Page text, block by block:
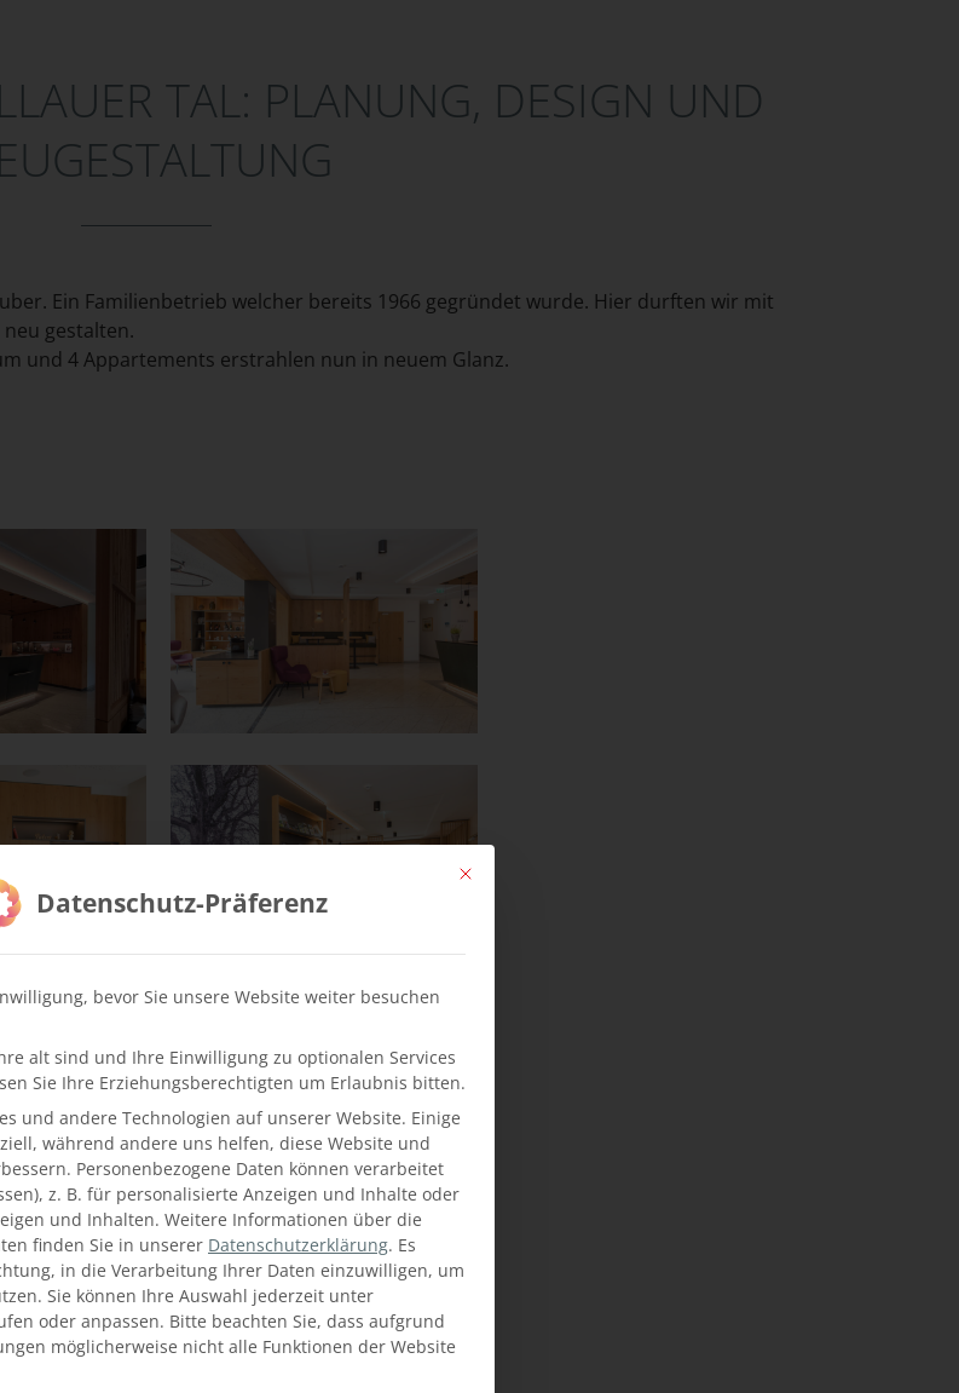
TAL: PLANUNG, DESIGN UND
Ein Familienbetrieb welcher bereits 1966 gegründet wurde. Hier durften wir mit
gestalten.
und 4 Appartements erstrahlen nun in neuem Glanz.
Mit diesem Button wird der Dialog geschlossen. Seine Funktionalität ist
Datenschutz-Präferenz
bevor Sie unsere Website weiter besuchen
alt sind und Ihre Einwilligung zu optionalen Services
Sie Ihre Erziehungsberechtigten um Erlaubnis bitten.
und andere Technologien auf unserer Website. Einige
während andere uns helfen, diese Website und
Personenbezogene Daten können verarbeitet
z. B. für personalisierte Anzeigen und Inhalte oder
und Inhalten. Weitere Informationen über die
finden Sie in unserer Datenschutzerklärung. Es
in die Verarbeitung Ihrer Daten einzuwilligen, um
Sie können Ihre Auswahl jederzeit unter
oder anpassen. Bitte beachten Sie, dass aufgrund
möglicherweise nicht alle Funktionen der Website